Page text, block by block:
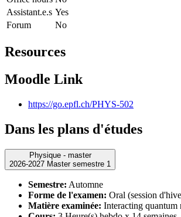
Assistant.e.s Yes
Forum
No
Resources
Moodle Link
https://go.epfl.ch/PHYS-502
Dans les plans d'études
Physique - master
2026-2027 Master semestre 1
Semestre: Automne
Forme de l'examen: Oral (session
Matière examinée: Interacting quantum